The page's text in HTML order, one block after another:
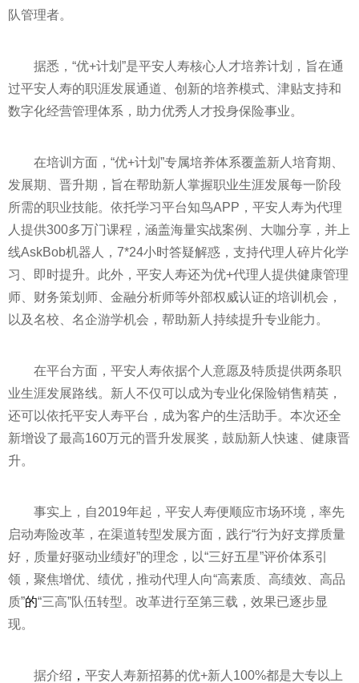
队管理者。
据悉，“优+计划”是平安人寿核心人才培养计划，旨在通
过平安人寿的职涯发展通道、创新的培养模式、津贴支持和
数字化经营管理体系，助力优秀人才投身保险事业。
在培训方面，“优+计划”专属培养体系覆盖新人培育期、
发展期、晋升期，旨在帮助新人掌握职业生涯发展每一阶段
所需的职业技能。依托学习平台知鸟APP， 平安人寿为代理
人提供300多万门课程，涵盖海量实战案例、大咖分享，并上
线AskBob机器人，7*24小时答疑解惑，支持代理人碎片化学
习
、即时提升。此外， 平安人寿还为优+代理人提供健康管理
师、财务策划师、 金融分析师等外部权威认证的培训机会，
以及名校、名企游学机会，帮助新人持续提升专业能力。
在平台方面， 平安人寿依据个人意愿及特质提供两条职
业生涯发展路线。新人不仅可以成为专业化保险销售精英，
还可以依托平安人寿平台，成为客户的生活助手。本次还全
新增设了最高160万元的晋升发展奖，鼓励新人快速、健康晋
升。
事实上，自2019年起， 平安人寿便顺应市场环境，率先
启动寿险改革，在渠道转型发展方面，践行“行为好支撑质量
好，质量好驱动业绩好”的理念，以“三好五星”评价体系引
领，聚焦增优、绩优，推动代理人向“高素质、高绩效、高品
质”的“三高”队伍转型。改革进行至第三载，效果已逐步显
现。
据介绍 ， 平安人寿新招募的优+新人100%都是大专以上